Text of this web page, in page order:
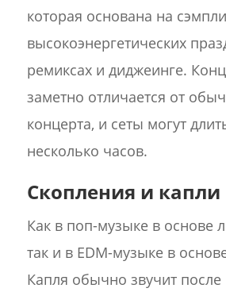
которая основана на
высокоэнергетических
ремиксах и диджеинге.
заметно отличается от
концерта, и сеты могут
несколько часов.
Скопления и капли
Как в поп-музыке в основе
так и в EDM-музыке в
Капля обычно звучит после